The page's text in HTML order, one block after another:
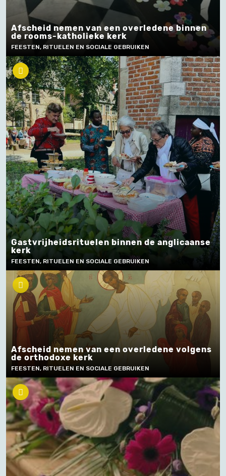
Afscheid nemen van een overledene binnen
de rooms-katholieke kerk
FEESTEN, RITUELEN EN SOCIALE GEBRUIKEN
Gastvrijheidsrituelen binnen de anglicaanse
kerk
FEESTEN, RITUELEN EN SOCIALE GEBRUIKEN
Afscheid nemen van een overledene volgens
de orthodoxe kerk
FEESTEN, RITUELEN EN SOCIALE GEBRUIKEN